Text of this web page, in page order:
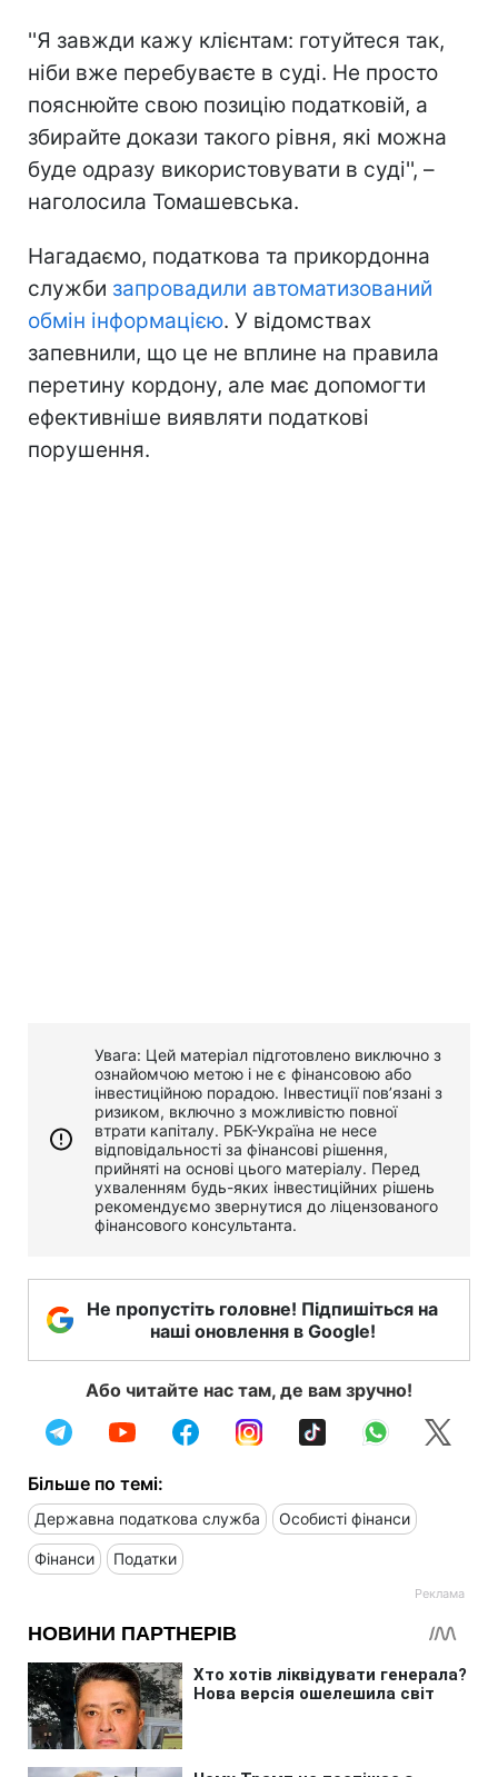
''Я завжди кажу клієнтам: готуйтеся так,
ніби вже перебуваєте в суді. Не просто
пояснюйте свою позицію податковій, а
збирайте докази такого рівня, які можна
буде одразу використовувати в суді'', –
наголосила Томашевська.
Нагадаємо, податкова та прикордонна
служби запровадили автоматизований
обмін інформацією. У відомствах
запевнили, що це не вплине на правила
перетину кордону, але має допомогти
ефективніше виявляти податкові
порушення.
Увага: Цей матеріал підготовлено виключно з
ознайомчою метою і не є фінансовою або
інвестиційною порадою. Інвестиції пов’язані з
ризиком, включно з можливістю повної
втрати капіталу. РБК-Україна не несе
відповідальності за фінансові рішення,
прийняті на основі цього матеріалу. Перед
ухваленням будь-яких інвестиційних рішень
рекомендуємо звернутися до ліцензованого
фінансового консультанта.
Не пропустіть головне! Підпишіться на
наші оновлення в Google!
Або читайте нас там, де вам зручно!
Більше по темі:
Державна податкова служба Особисті фінанси
Фінанси Податки